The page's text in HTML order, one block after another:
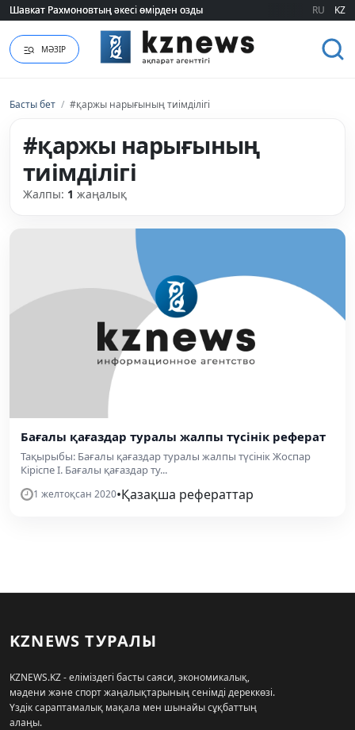
Шавкат Рахмоновтың әкесі өмірден озды
Шавкат Рахмоновтың әкесі өмірден озды RU KZ
МӘЗІР
Басты бет / #қаржы нарығының тиімділігі
#қаржы нарығының
тиімділігі
Жалпы: 1 жаңалық
Бағалы қағаздар туралы жалпы түсінік реферат
Тақырыбы: Бағалы қағаздар туралы жалпы түсінік Жоспар
Кіріспе I. Бағалы қағаздар ту...
1 желтоқсан 2020•Қазақша рефераттар
KZNEWS ТУРАЛЫ
KZNEWS.KZ - еліміздегі басты саяси, экономикалық,
мәдени және спорт жаңалықтарының сенімді дереккөзі.
Үздік сараптамалық мақала мен шынайы сұқбаттың
алаңы.